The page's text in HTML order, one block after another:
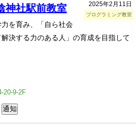
2025年2月11日
プログラミング教室
神社駅前教室
を育み、「自ら社会
決する力のある人」の育成を目指して
20-9-2F